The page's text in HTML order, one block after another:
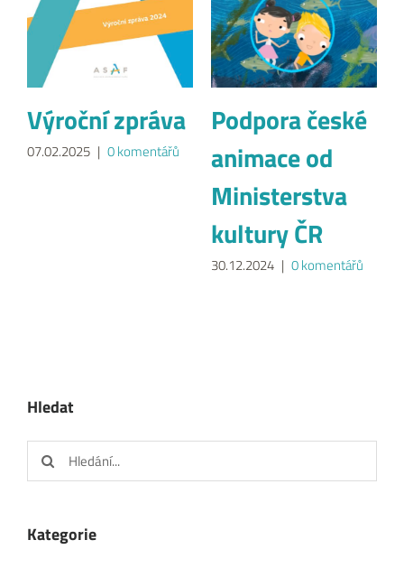
Výroční zpráva
07.02.2025 | 0 komentářů
Podpora české
animace od
Ministerstva
kultury ČR
30.12.2024 | 0 komentářů
Hledat
Hledat:
Kategorie